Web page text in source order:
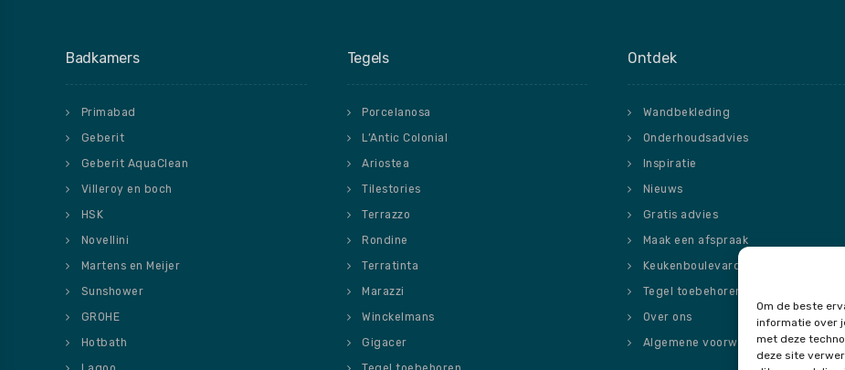
Om de beste
informatie over
met deze
deze site
Badkamers
Primabad
Geberit
Geberit AquaClean
Villeroy en boch
HSK
Novellini
Martens en Meijer
Sunshower
GROHE
Hotbath
Tegels
Porcelanosa
L’Antic Colonial
Ariostea
Tilestories
Terrazzo
Rondine
Terratinta
Marazzi
Winckelmans
Gigacer
Ontdek
Wandbekleding
Onderhoudsadvies
Inspiratie
Nieuws
Gratis advies
Maak een afspraak
Keukenboulevard
Tegel toebehoren
Over ons
Algemene voorwaarden